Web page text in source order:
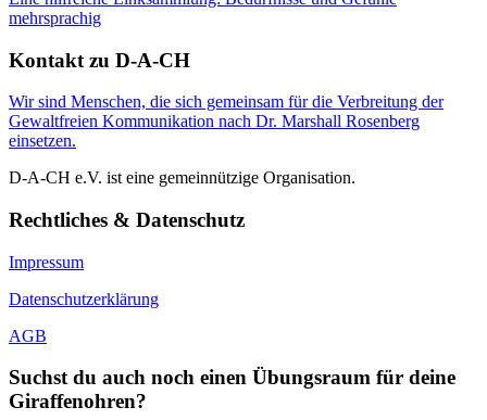
mehrsprachig
Kontakt zu D-A-CH
Wir sind Menschen, die sich gemeinsam für die Verbreitung der
Gewaltfreien Kommunikation nach Dr. Marshall Rosenberg
einsetzen.
D-A-CH e.V. ist eine gemeinnützige Organisation.
Rechtliches & Datenschutz
Impressum
Datenschutzerklärung
AGB
Suchst du auch noch einen Übungsraum für deine
Giraffenohren?